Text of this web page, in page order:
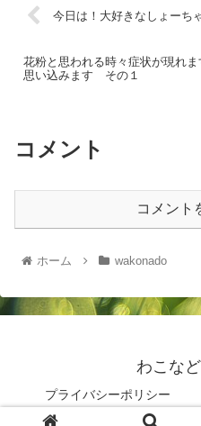
今日は！大好きなしょーち
花粉と思われる時々症状が現れ
思い込みます その１
コメント
コメント
ホーム wakonado
わこな
プライバシーポリシー